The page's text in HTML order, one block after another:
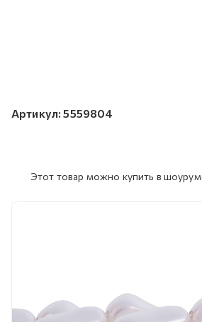
Артикул: 5559804
Этот товар можно купить в